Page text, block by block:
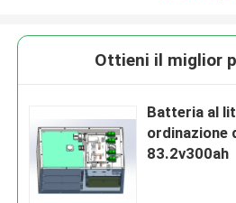
Ottieni il miglior
Batteria al
ordinazione
83.2v300ah